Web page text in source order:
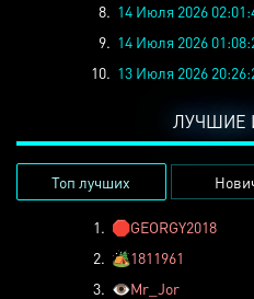
8. 14 Июля 2026
9. 14 Июля 2026
10. 13 Июля 2026
ЛУЧШИЕ
Топ лучших
1. 🛑GEORGY2018
2. 🏕️1811961
3. 👁️Mr_Jor